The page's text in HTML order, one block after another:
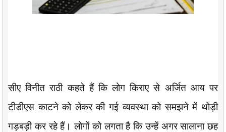
सीए विनीत राठी कहते हैं कि लोग किराए से अर्जित आय पर
टीडीएस काटने को लेकर की गई व्यवस्था को समझने में थोड़ी
गड़बड़ी कर रहे हैं। लोगों को लगता है कि उन्हें अगर सालाना छह